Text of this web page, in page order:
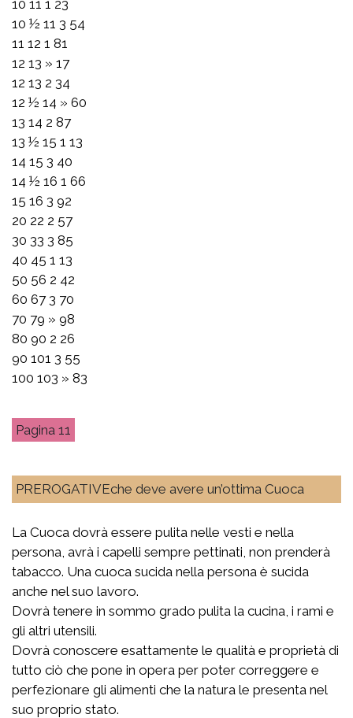
10 11 1 23
10 ½ 11 3 54
11 12 1 81
12 13 » 17
12 13 2 34
12 ½ 14 » 60
13 14 2 87
13 ½ 15 1 13
14 15 3 40
14 ½ 16 1 66
15 16 3 92
20 22 2 57
30 33 3 85
40 45 1 13
50 56 2 42
60 67 3 70
70 79 » 98
80 90 2 26
90 101 3 55
100 103 » 83
11
PREROGATIVEche deve avere un’ottima Cuoca
La Cuoca dovrà essere pulita nelle vesti e nella
persona, avrà i capelli sempre pettinati, non prenderà
tabacco. Una cuoca sucida nella persona è sucida
anche nel suo lavoro.
Dovrà tenere in sommo grado pulita la cucina, i rami e
gli altri utensili.
Dovrà conoscere esattamente le qualità e proprietà di
tutto ciò che pone in opera per poter correggere e
perfezionare gli alimenti che la natura le presenta nel
suo proprio stato.